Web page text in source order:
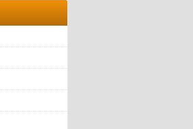
YANINDA